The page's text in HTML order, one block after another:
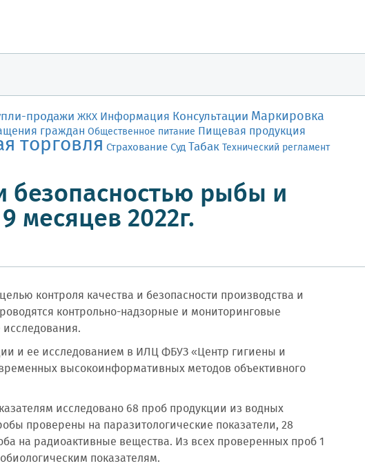
продажи ЖКХ Информация Консультации Маркировка
граждан Общественное питание Пищевая продукция
торговля СтрахованиеСудТабакТехнический регламент
безопасностью рыбы и
месяцев 2022г.
контроля качества и безопасности производства и
контрольно-надзорные и мониторинговые
и ее исследованием в ИЛЦ ФБУЗ «Центр гигиены и
высокоинформативных методов объективного
исследовано 68 проб продукции из водных
проверены на паразитологические показатели, 28
на радиоактивные вещества. Из всех проверенных проб 1
показателям.